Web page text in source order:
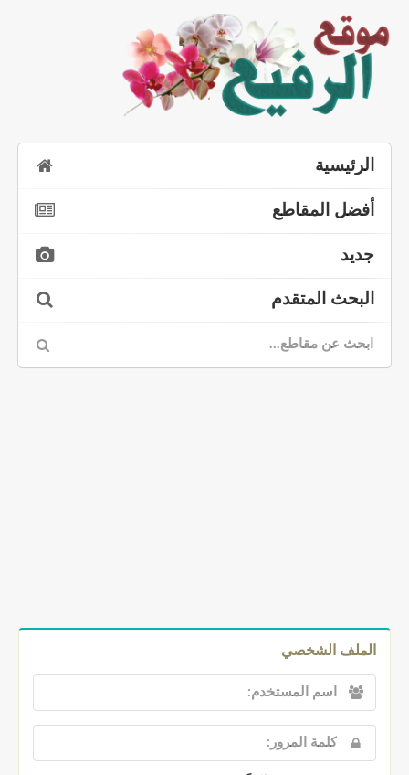
الرئيسية
أفضل المقاطع
جديد
البحث المتقدم
الملف الشخصي